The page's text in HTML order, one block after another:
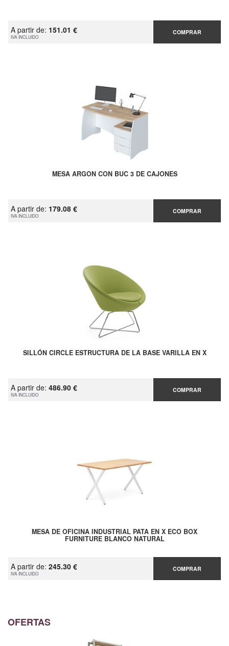
A partir de: 151.01 €
IVA INCLUIDO
COMPRAR
MESA ARGON CON BUC 3 DE CAJONES
A partir de: 179.08 €
IVA INCLUIDO
COMPRAR
SILLÓN CIRCLE ESTRUCTURA DE LA BASE VARILLA EN X
A partir de: 486.90 €
IVA INCLUIDO
COMPRAR
MESA DE OFICINA INDUSTRIAL PATA EN X ECO BOX
FURNITURE BLANCO NATURAL
A partir de: 245.30 €
IVA INCLUIDO
COMPRAR
OFERTAS